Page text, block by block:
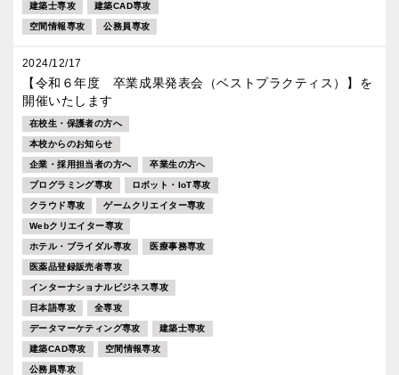
建築士専攻 建築CAD専攻
空間情報専攻 公務員専攻
2024/12/17
【令和６年度 卒業成果発表会（ベストプラクティス）】を
開催いたします
在校生・保護者の方へ
本校からのお知らせ
企業・採用担当者の方へ 卒業生の方へ
プログラミング専攻 ロボット・IoT専攻
クラウド専攻 ゲームクリエイター専攻
Webクリエイター専攻
ホテル・ブライダル専攻 医療事務専攻
医薬品登録販売者専攻
インターナショナルビジネス専攻
日本語専攻 全専攻
データマーケティング専攻 建築士専攻
建築CAD専攻 空間情報専攻
公務員専攻